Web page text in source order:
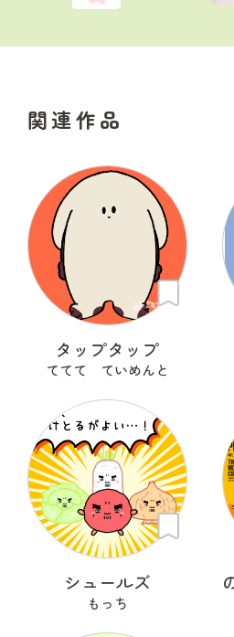
関連作品
タップタップ
ててて ていめんと
シュールズ
もっち